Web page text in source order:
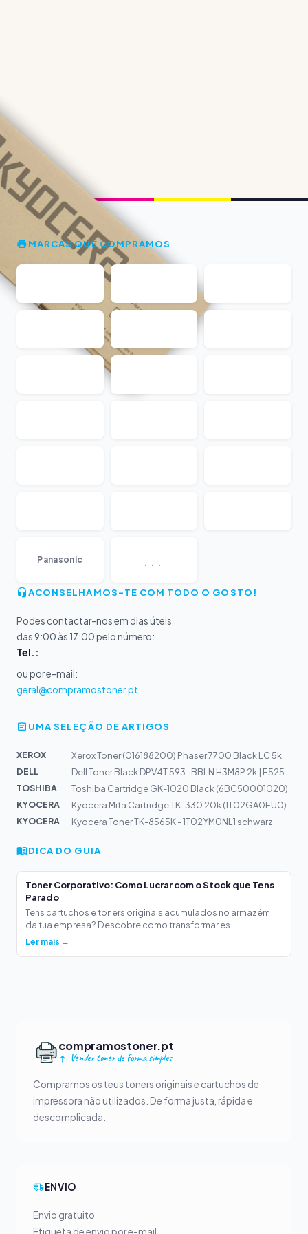
MARCAS QUE COMPRAMOS
Panasonic
ACONSELHAMOS-TE COM TODO O GOSTO!
Podes contactar-nos em dias úteis
das 9:00 às 17:00 pelo número:
Tel.:
ou por e-mail:
geral@compramostoner.pt
UMA SELEÇÃO DE ARTIGOS
XEROX
Xerox Toner (016188200) Phaser 7700 Black LC 5k
DELL
TOSHIBA
Toshiba Cartridge GK-1020 Black (6BC50001020)
KYOCERA
Kyocera Mita Cartridge TK-330 20k (1T02GA0EU0)
KYOCERA
Kyocera Toner TK-8565K - 1T02YM0NL1 schwarz
DICA DO GUIA
Toner Corporativo: Como Lucrar com o Stock que Tens
Parado
Tens cartuchos e toners originais acumulados no armazém
da tua empresa? Descobre como transformar es...
Ler mais →
compramostoner.pt
Vender toner de forma simples
Compramos os teus toners originais e cartuchos de
impressora não utilizados. De forma justa, rápida e
descomplicada.
ENVIO
Envio gratuito
Etiqueta de envio por e-mail